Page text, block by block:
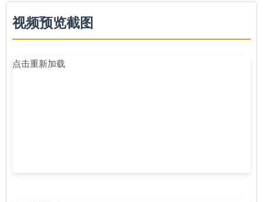
视频预览截图
点击重新加载